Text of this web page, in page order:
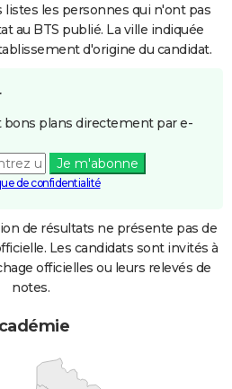
listes les personnes qui n'ont pas
au BTS publié. La ville indiquée
d'origine du candidat.
bons plans directement par e-
Je m'abonne
de confidentialité
de résultats ne présente pas de
Les candidats sont invités à
officielles ou leurs relevés de
notes.